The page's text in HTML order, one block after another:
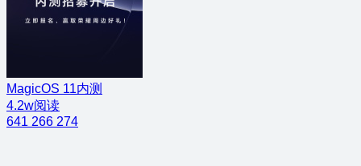
MagicOS 11内测
4.2w阅读
641 266 274